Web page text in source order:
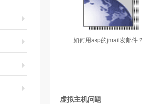
如何用asp的jmail发邮件？
虚拟主机问题